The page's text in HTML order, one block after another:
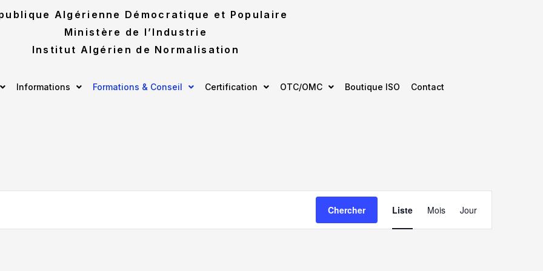
Algérienne Démocratique et Populaire
Ministère de l’Industrie
Institut Algérien de Normalisation
Informations Formations & Conseil Certification OTC/OMC Boutique ISO Contact
Chercher
de
Liste Mois Jour